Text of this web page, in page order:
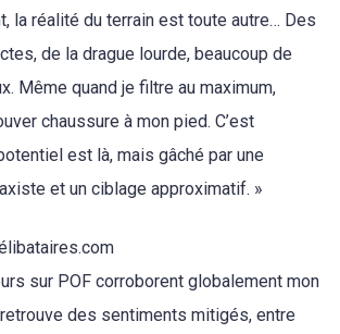
la réalité du terrain est toute autre… Des
de la drague lourde, beaucoup de
Même quand je filtre au maximum,
chaussure à mon pied. C’est
est là, mais gâché par une
et un ciblage approximatif. »
sur POF corroborent globalement mon
des sentiments mitigés, entre